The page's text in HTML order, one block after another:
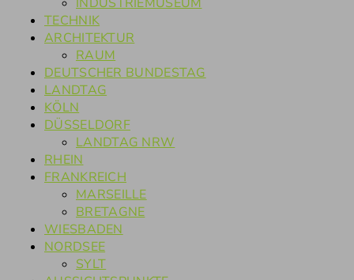
INDUSTRIEMUSEUM
TECHNIK
ARCHITEKTUR
RAUM
DEUTSCHER BUNDESTAG
LANDTAG
KÖLN
DÜSSELDORF
LANDTAG NRW
RHEIN
FRANKREICH
MARSEILLE
BRETAGNE
WIESBADEN
NORDSEE
SYLT